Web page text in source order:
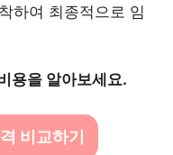
하여 최종적으로 임
용을 알아보세요.
비교하기